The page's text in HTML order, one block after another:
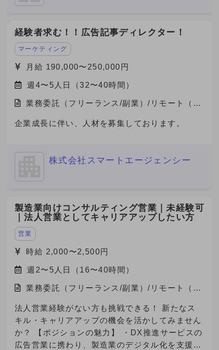
経験者求む！！広告記事ディレクター！
マーケティング
月給 190,000〜250,000円
週4〜5人日（32〜40時間）
業務委託（フリーランス/副業）/リモート（在
企業成長に伴い、人材を募集しております。
株式会社スマートエージェンシー
製造業向けコンサルティング営業｜未経験可
｜法人営業としてキャリアアップしたい方
営業
時給 2,000〜2,500円
週2〜5人日（16〜40時間）
業務委託（フリーランス/副業）/リモート（在
法人営業経験がない方も挑戦できる！ 新たなス
キル・キャリアアップの機会を活かしてみません
か？ 【ポジションの魅力】 ・DX推進サービスの
広告営業に携わり、製造業のデジタル化を支援す